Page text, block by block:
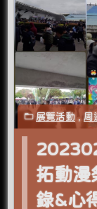
展覽活動,周
拓動漫
錄&心